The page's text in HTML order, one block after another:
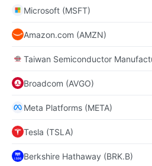
Microsoft (MSFT)
Amazon.com (AMZN)
Taiwan Semiconductor
Broadcom (AVGO)
Meta Platforms (META)
Tesla (TSLA)
Berkshire Hathaway (BRK.B)